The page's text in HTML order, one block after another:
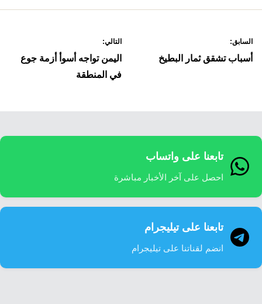
المقالات
السابق:
أسباب تشقق ثمار البطيخ
التالي:
اليمن تواجه أسوأ أزمة جوع
في المنطقة
تابعنا على واتساب
احصل على آخر الأخبار مباشرة
تابعنا على تيليجرام
انضم لقناتنا على تيليجرام